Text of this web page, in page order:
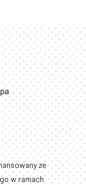
ze
w ramach